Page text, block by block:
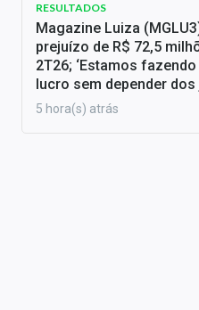
RESULTADOS
Magazine Luiza
prejuízo de R$ 72,5
2T26; ‘Estamos
lucro sem depender dos
5 hora(s) atrás